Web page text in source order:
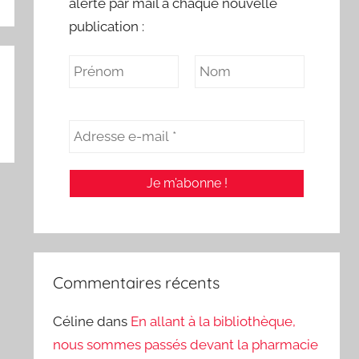
alerte par mail à chaque nouvelle
publication :
Commentaires récents
Céline dans En allant à la bibliothèque,
nous sommes passés devant la pharmacie